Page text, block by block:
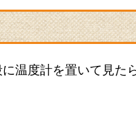
温度計を置いて見た